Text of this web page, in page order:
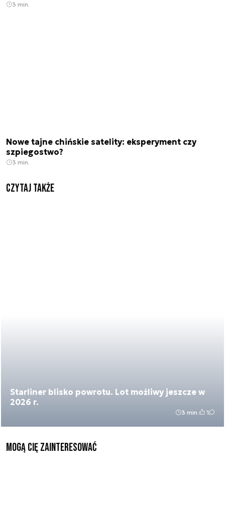
3 min.
Nowe tajne chińskie satelity: eksperyment czy
szpiegostwo?
3 min.
Czytaj także
Starliner blisko powrotu. Lot możliwy jeszcze w
2026 r.
3 min. 1
Mogą Cię zainteresować